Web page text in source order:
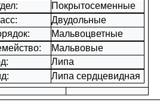
Покрытосеменные
Двудольные
Мальвоцветные
Мальвовые
Липа
Липа сердцевидная